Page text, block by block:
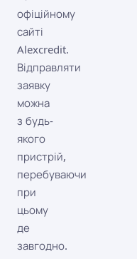
офіційному
сайті
Alexcredit.
Відправляти
заявку
можна
з будь-
якого
пристрій,
перебуваючи
при
цьому
де
завгодно.